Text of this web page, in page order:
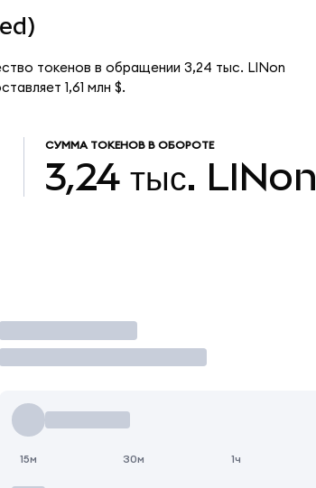
токенов в обращении 3,24 тыс. LINon
1,61 млн $.
СУММА ТОКЕНОВ В ОБОРОТЕ
3,24 тыс. LINon
Торговать
15м 30м 1ч